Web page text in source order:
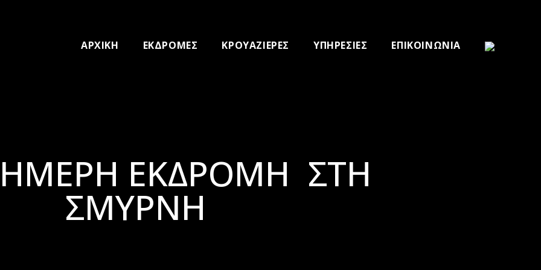
ΑΡΧΙΚΗ ΕΚΔΡΟΜΕΣ ΚΡΟΥΑΖΙΕΡΕΣ ΥΠΗΡΕΣΙΕΣ ΕΠΙΚΟΙΝΩΝΙΑ
ΕΚΔΡΟΜΗ ΣΤΗ
ΣΜΥΡΝΗ